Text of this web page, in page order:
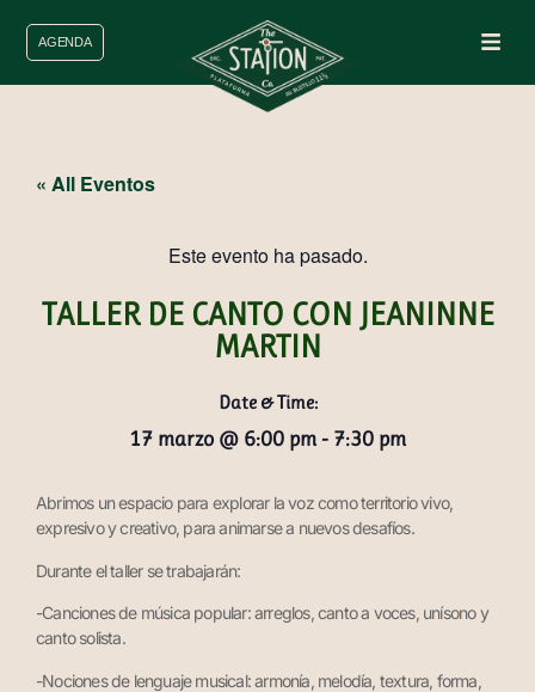
AGENDA
« All Eventos
Este evento ha pasado.
TALLER DE CANTO CON JEANINNE
MARTIN
Date & Time:
17 marzo @ 6:00 pm - 7:30 pm
Abrimos un espacio para explorar la voz como territorio vivo,
expresivo y creativo, para animarse a nuevos desafíos.
Durante el taller se trabajarán:
-Canciones de música popular: arreglos, canto a voces, unísono y
canto solista.
-Nociones de lenguaje musical: armonía, melodía, textura, forma,